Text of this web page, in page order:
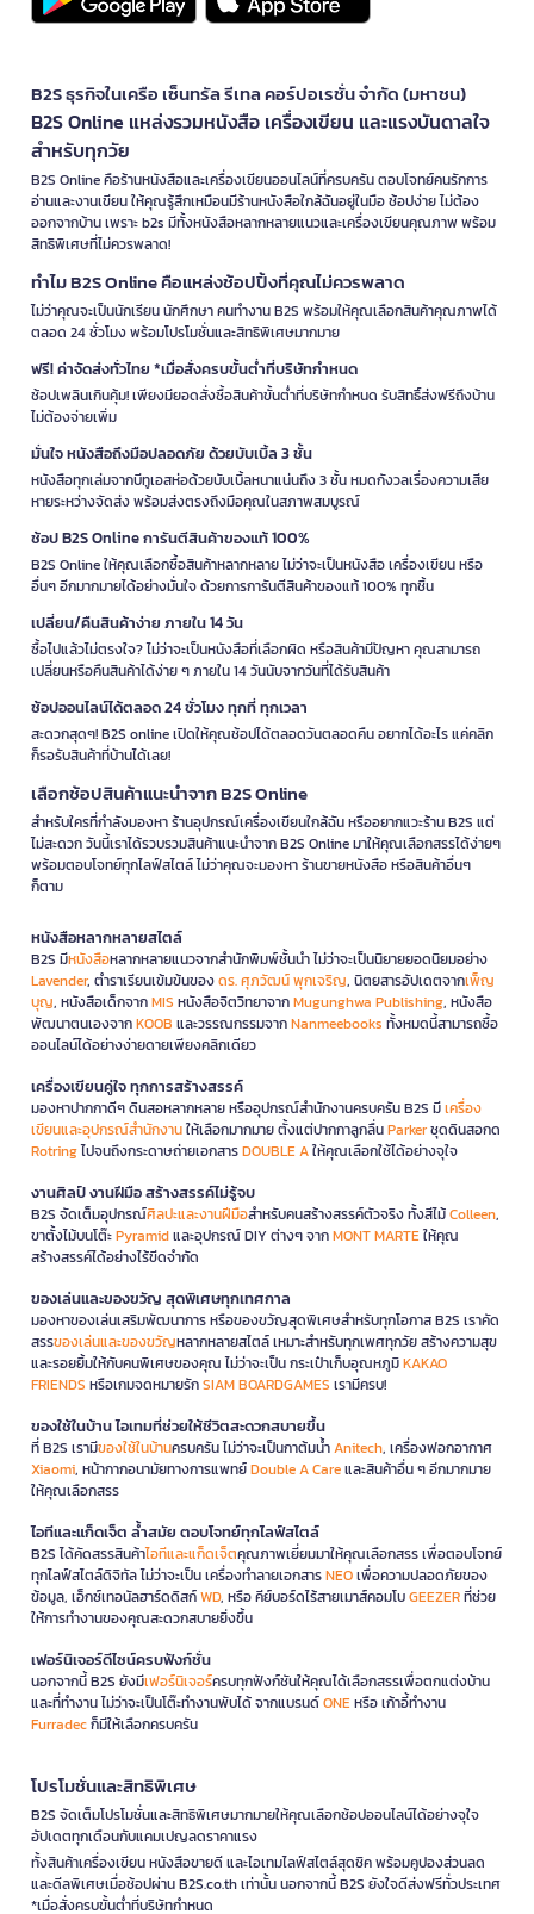
B2S ธุรกิจในเครือ เซ็นทรัล รีเทล คอร์ปอเรชั่น จำกัด (มหาชน)
B2S Online แหล่งรวมหนังสือ เครื่องเขียน และแรงบันดาลใจ
สำหรับทุกวัย
B2S Online คือร้านหนังสือและเครื่องเขียนออนไลน์ที่ครบครัน ตอบโจทย์คนรักการ
อ่านและงานเขียน ให้คุณรู้สึกเหมือนมีร้านหนังสือใกล้ฉันอยู่ในมือ ช้อปง่าย ไม่ต้อง
ออกจากบ้าน เพราะ b2s มีทั้งหนังสือหลากหลายแนวและเครื่องเขียนคุณภาพ พร้อม
สิทธิพิเศษที่ไม่ควรพลาด!
ทำไม B2S Online คือแหล่งช้อปปิ้งที่คุณไม่ควรพลาด
ไม่ว่าคุณจะเป็นนักเรียน นักศึกษา คนทำงาน B2S พร้อมให้คุณเลือกสินค้าคุณภาพได้
ตลอด 24 ชั่วโมง พร้อมโปรโมชั่นและสิทธิพิเศษมากมาย
ฟรี! ค่าจัดส่งทั่วไทย *เมื่อสั่งครบขั้นต่ำที่บริษัทกำหนด
ช้อปเพลินเกินคุ้ม! เพียงมียอดสั่งซื้อสินค้าขั้นต่ำที่บริษัทกำหนด รับสิทธิ์ส่งฟรีถึงบ้าน
ไม่ต้องจ่ายเพิ่ม
มั่นใจ หนังสือถึงมือปลอดภัย ด้วยบับเบิ้ล 3 ชั้น
หนังสือทุกเล่มจากบีทูเอสห่อด้วยบับเบิ้ลหนาแน่นถึง 3 ชั้น หมดกังวลเรื่องความเสีย
หายระหว่างจัดส่ง พร้อมส่งตรงถึงมือคุณในสภาพสมบูรณ์
ช้อป B2S Online การันตีสินค้าของแท้ 100%
B2S Online ให้คุณเลือกซื้อสินค้าหลากหลาย ไม่ว่าจะเป็นหนังสือ เครื่องเขียน หรือ
อื่นๆ อีกมากมายได้อย่างมั่นใจ ด้วยการการันตีสินค้าของแท้ 100% ทุกชิ้น
เปลี่ยน/คืนสินค้าง่าย ภายใน 14 วัน
ซื้อไปแล้วไม่ตรงใจ? ไม่ว่าจะเป็นหนังสือที่เลือกผิด หรือสินค้ามีปัญหา คุณสามารถ
เปลี่ยนหรือคืนสินค้าได้ง่าย ๆ ภายใน 14 วันนับจากวันที่ได้รับสินค้า
ช้อปออนไลน์ได้ตลอด 24 ชั่วโมง ทุกที่ ทุกเวลา
สะดวกสุดๆ! B2S online เปิดให้คุณช้อปได้ตลอดวันตลอดคืน อยากได้อะไร แค่คลิก
ก็รอรับสินค้าที่บ้านได้เลย!
เลือกช้อปสินค้าแนะนำจาก B2S Online
สำหรับใครที่กำลังมองหา ร้านอุปกรณ์เครื่องเขียนใกล้ฉัน หรืออยากแวะร้าน B2S แต่
ไม่สะดวก วันนี้เราได้รวบรวมสินค้าแนะนำจาก B2S Online มาให้คุณเลือกสรรได้ง่ายๆ
พร้อมตอบโจทย์ทุกไลฟ์สไตล์ ไม่ว่าคุณจะมองหา ร้านขายหนังสือ หรือสินค้าอื่นๆ
ก็ตาม
หนังสือหลากหลายสไตล์
B2S มีหนังสือหลากหลายแนวจากสำนักพิมพ์ชั้นนำ ไม่ว่าจะเป็นนิยายยอดนิยมอย่าง
Lavender, ตำราเรียนเข้มข้นของดร. ศุภวัฒน์ พุกเจริญ, นิตยสารอัปเดตจากเพ็ญ
บุญ, หนังสือเด็กจากMIS หนังสือจิตวิทยาจากMugunghwa Publishing, หนังสือ
พัฒนาตนเองจากKOOB และวรรณกรรมจากNanmeebooks ทั้งหมดนี้สามารถซื้อ
ออนไลน์ได้อย่างง่ายดายเพียงคลิกเดียว
เครื่องเขียนคู่ใจ ทุกการสร้างสรรค์
มองหาปากกาดีๆ ดินสอหลากหลาย หรืออุปกรณ์สำนักงานครบครัน B2S มีเครื่อง
เขียนและอุปกรณ์สำนักงานให้เลือกมากมาย ตั้งแต่ปากกาลูกลื่นParkerชุดดินสอกด
Rotringไปจนถึงกระดาษถ่ายเอกสารDOUBLE Aให้คุณเลือกใช้ได้อย่างจุใจ
งานศิลป์ งานฝีมือ สร้างสรรค์ไม่รู้จบ
B2S จัดเต็มอุปกรณ์ศิลปะและงานฝีมือสำหรับคนสร้างสรรค์ตัวจริง ทั้งสีไม้Colleen,
ขาตั้งไม้บนโต๊ะPyramidและอุปกรณ์ DIY ต่างๆ จากMONT MARTEให้คุณ
สร้างสรรค์ได้อย่างไร้ขีดจำกัด
ของเล่นและของขวัญ สุดพิเศษทุกเทศกาล
มองหาของเล่นเสริมพัฒนาการ หรือของขวัญสุดพิเศษสำหรับทุกโอกาส B2S เราคัด
สรรของเล่นและของขวัญหลากหลายสไตล์ เหมาะสำหรับทุกเพศทุกวัย สร้างความสุข
และรอยยิ้มให้กับคนพิเศษของคุณ ไม่ว่าจะเป็น กระเป๋าเก็บอุณหภูมิKAKAO
FRIENDS หรือเกมจดหมายรักSIAM BOARDGAMES เรามีครบ!
ของใช้ในบ้าน ไอเทมที่ช่วยให้ชีวิตสะดวกสบายขึ้น
ที่ B2S เรามีของใช้ในบ้านครบครัน ไม่ว่าจะเป็นกาต้มน้ำAnitech, เครื่องฟอกอากาศ
Xiaomi, หน้ากากอนามัยทางการแพทย์Double A Careและสินค้าอื่น ๆ อีกมากมาย
ให้คุณเลือกสรร
ไอทีและแก็ดเจ็ต ล้ำสมัย ตอบโจทย์ทุกไลฟ์สไตล์
B2S ได้คัดสรรสินค้าไอทีและแก็ดเจ็ตคุณภาพเยี่ยมมาให้คุณเลือกสรร เพื่อตอบโจทย์
ทุกไลฟ์สไตล์ดิจิทัล ไม่ว่าจะเป็น เครื่องทำลายเอกสารNEOเพื่อความปลอดภัยของ
ข้อมูล, เอ็กซ์เทอนัลฮาร์ดดิสก์WD, หรือ คีย์บอร์ดไร้สายเมาส์คอมโบGEEZERที่ช่วย
ให้การทำงานของคุณสะดวกสบายยิ่งขึ้น
เฟอร์นิเจอร์ดีไซน์ครบฟังก์ชั่น
นอกจากนี้ B2S ยังมีเฟอร์นิเจอร์ครบทุกฟังก์ชันให้คุณได้เลือกสรรเพื่อตกแต่งบ้าน
และที่ทำงาน ไม่ว่าจะเป็นโต๊ะทำงานพับได้ จากแบรนด์ONEหรือ เก้าอี้ทำงาน
Furradecก็มีให้เลือกครบครัน
โปรโมชั่นและสิทธิพิเศษ
B2S จัดเต็มโปรโมชั่นและสิทธิพิเศษมากมายให้คุณเลือกช้อปออนไลน์ได้อย่างจุใจ
อัปเดตทุกเดือนกับแคมเปญลดราคาแรง
ทั้งสินค้าเครื่องเขียน หนังสือขายดี และไอเทมไลฟ์สไตล์สุดชิค พร้อมคูปองส่วนลด
และดีลพิเศษเมื่อช้อปผ่าน B2S.co.th เท่านั้น นอกจากนี้ B2S ยังใจดีส่งฟรีทั่วประเทศ
*เมื่อสั่งครบขั้นต่ำที่บริษัทกำหนด